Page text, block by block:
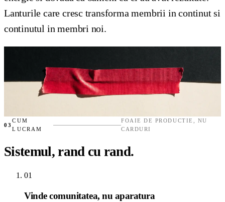
Lanturile care cresc transforma membrii in continut si
continutul in membri noi.
03
CUM
LUCRAM
FOAIE DE PRODUCTIE, NU
CARDURI
Sistemul, rand cu rand.
01
Vinde comunitatea, nu aparatura